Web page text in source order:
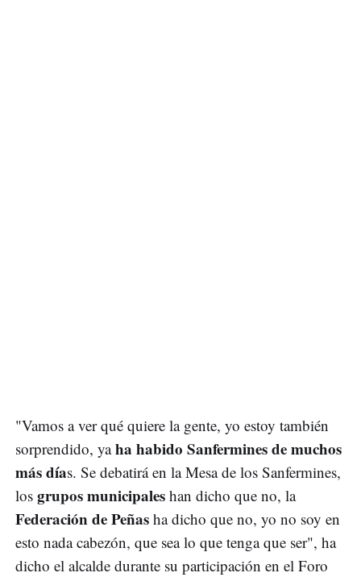
"Vamos a ver qué quiere la gente, yo estoy también
sorprendido, yaha habido Sanfermines de muchos
más días. Se debatirá en la Mesa de los Sanfermines,
los grupos municipales han dicho que no, la
Federación de Peñas ha dicho que no, yo no soy en
esto nada cabezón, que sea lo que tenga que ser", ha
dicho el alcalde durante su participación en el Foro